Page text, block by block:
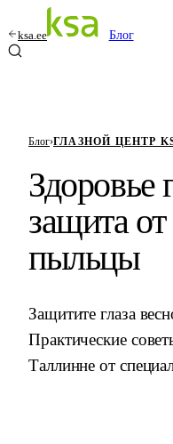
ksa.ee Блог
Блог›ГЛАЗНОЙ ЦЕНТР
Здоровье
защита
пыльцы
Защитите глаза
Практические
Таллинне от